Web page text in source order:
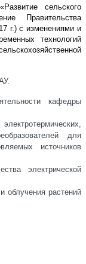
сельского
Правительства
г.) с изменениями и
технологий
кафедры
для
источников
электрической
облучения растений